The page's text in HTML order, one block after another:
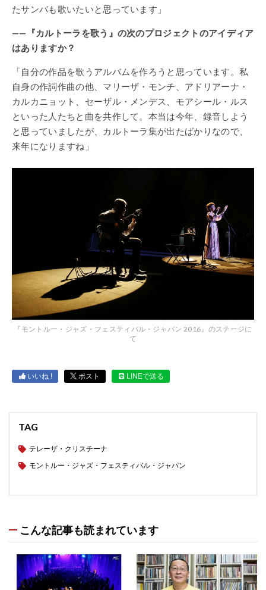
たサンバも歌いたいと思っています」
——『カルトーラを歌う』の次のプロジェクトのアイディア
はありますか？
「自分の作品を歌うアルバムを作ろうと思っています。私
自身の作詞作曲の他、マリーザ・モンチ、アドリアーナ・
カルカニョット、セーザル・メンデス、モアシール・ルス
といった人たちと曲を共作して。本当は今年、録音しよう
と思っていましたが、カルトーラ集が出たばかりなので、
来年になりますね」
『モントルー・ジャズ・フェスティバル・ジャパン 2016』のステージに
て
いいね ! ポスト LINEで送る
TAG
テレーザ・クリスチーナ
モントルー・ジャズ・フェスティバル・ジャパン
こんな記事も読まれています